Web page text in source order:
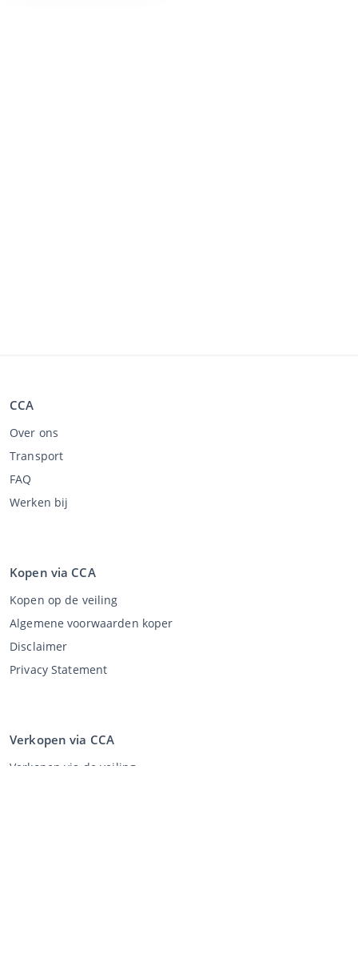
CCA
Over ons
Transport
FAQ
Werken bij
Kopen via CCA
Kopen op de veiling
Algemene voorwaarden koper
Disclaimer
Privacy Statement
Verkopen via CCA
Verkopen via de veiling